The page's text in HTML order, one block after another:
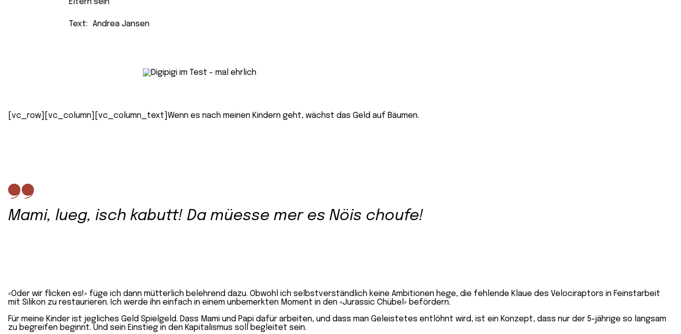
Eltern sein
Text: Andrea Jansen
[vc_row][vc_column][vc_column_text]Wenn es nach meinen Kindern geht, wächst das Geld auf Bäumen.
Mami, lueg, isch kabutt! Da müesse mer es Nöis choufe!
«Oder wir flicken es!» füge ich dann mütterlich belehrend dazu. Obwohl ich selbstverständlich keine Ambitionen hege, die fehlende Klaue des Velociraptors in Feinstarbeit
mit Silikon zu restaurieren. Ich werde ihn einfach in einem unbemerkten Moment in den «Jurassic Chübel» befördern.
Für meine Kinder ist jegliches Geld Spielgeld. Dass Mami und Papi dafür arbeiten, und dass man Geleistetes entlöhnt wird, ist ein Konzept, dass nur der 5-jährige so langsam
zu begreifen beginnt. Und sein Einstieg in den Kapitalismus soll begleitet sein.